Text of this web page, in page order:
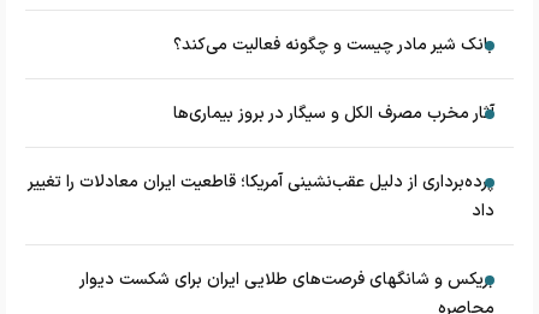
بانک شیر مادر چیست و چگونه فعالیت می‌کند؟
آثار مخرب مصرف الکل و سیگار در بروز بیماری‌ها
پرده‌برداری از دلیل عقب‌نشینی آمریکا؛ قاطعیت ایران معادلات را تغییر
داد
بریکس و شانگهای فرصت‌های طلایی ایران برای شکست دیوار
محاصره